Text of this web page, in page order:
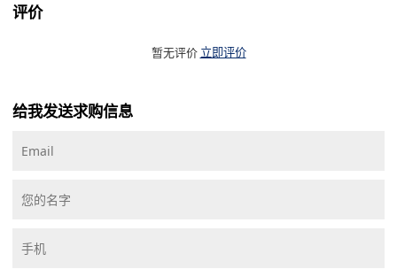
评价
暂无评价 立即评价
给我发送求购信息